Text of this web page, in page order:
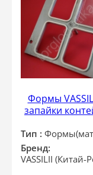
Формы
запайки
Тип :
Бренд:
VASSILII (Китай-